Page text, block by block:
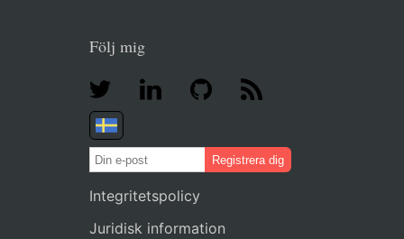
Följ mig
Registrera dig
Integritetspolicy
Juridisk information